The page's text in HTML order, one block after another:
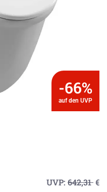
-66%
auf den UVP
UVP: 642,31€